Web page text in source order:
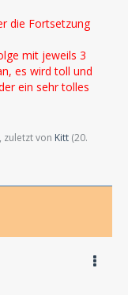
die Fortsetzung
mit jeweils 3
es wird toll und
ein sehr tolles
zuletzt von Kitt (20.